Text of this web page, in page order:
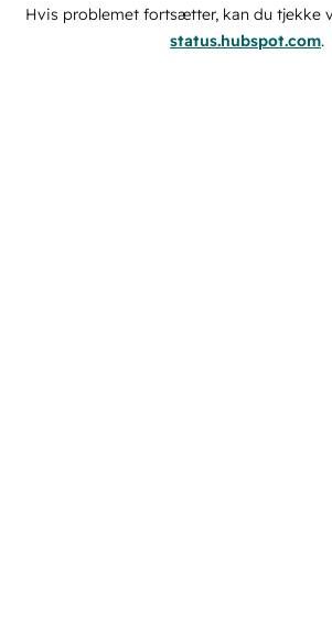
Hvis problemet fortsætter, kan du tjekke
status.hubspot.com.